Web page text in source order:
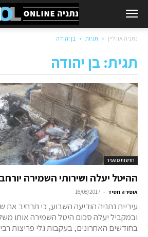
נתניה און ליין תגיות בן יהודה
תגית: בן יהודה
חדשות מהעיר
ההיטל יעלה ושירותי השמירה
אופירה חסיד -
16/08/2017
עיריית נתניה הודיעה השבוע, כי תרחיב את
ובמקביל יעלה סכום היטל השמירה אותו
בחודשים האחרונים, בעקבות גלי פריצות